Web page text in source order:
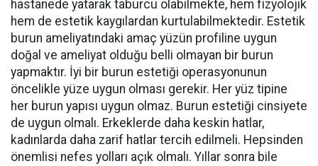
hastanede yatarak taburcu olabilmekte, hem fizyolojik
hem de estetik kaygılardan kurtulabilmektedir. Estetik
burun ameliyatındaki amaç yüzün profiline uygun
doğal ve ameliyat olduğu belli olmayan bir burun
yapmaktır. İyi bir burun estetiği operasyonunun
öncelikle yüze uygun olması gerekir. Her yüz tipine
her burun yapısı uygun olmaz. Burun estetiği cinsiyete
de uygun olmalı. Erkeklerde daha keskin hatlar,
kadınlarda daha zarif hatlar tercih edilmeli. Hepsinden
önemlisi nefes yolları açık olmalı. Yıllar sonra bile